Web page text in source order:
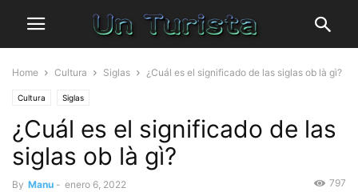
Home Cultura Siglas ¿Cuál es el significado de las siglas ob là gì?
Cultura Siglas
¿Cuál es el significado de las
siglas ob là gì?
By Manu - enero 6, 2022 797